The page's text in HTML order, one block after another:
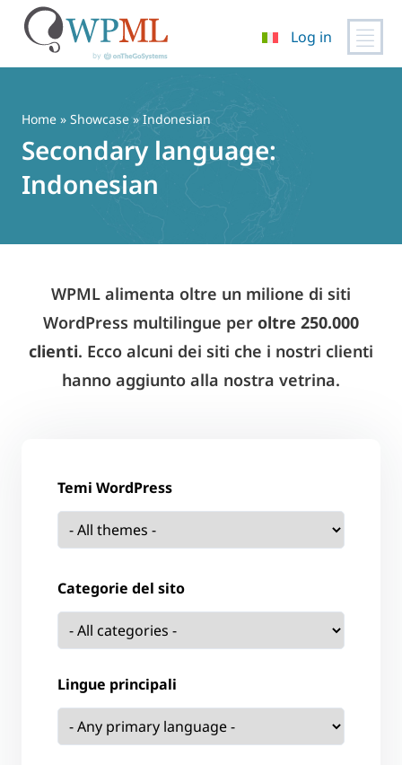
contenuto
Log in
Home » Showcase » Indonesian
Secondary language:
Indonesian
WPML alimenta oltre un milione di siti
WordPress multilingue per oltre 250.000
clienti. Ecco alcuni dei siti che i nostri clienti
hanno aggiunto alla nostra vetrina.
Temi WordPress
Categorie del sito
Lingue principali